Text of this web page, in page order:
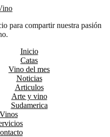
para compartir nuestra pasión
Inicio
Catas
Vino del mes
Noticias
Articulos
Arte y vino
Sudamerica
Vinos